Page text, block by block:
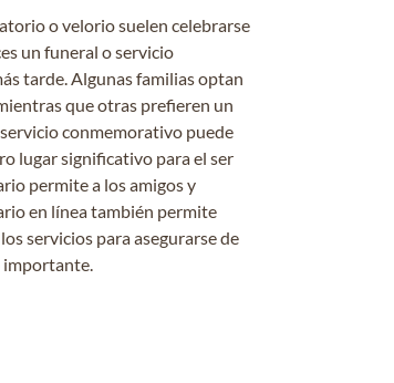
o velorio suelen celebrarse
un funeral o servicio
tarde. Algunas familias optan
que otras prefieren un
conmemorativo puede
lugar significativo para el ser
permite a los amigos y
en línea también permite
servicios para asegurarse de
importante.